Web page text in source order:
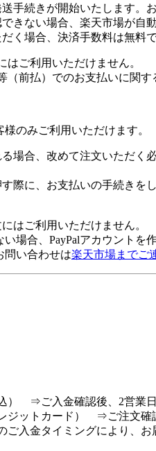
手続きが開始いたします。
きない場合、楽天市場が自
く場合、決済手数料は無料で
ご利用いただけません。
前払）でのお支払いに関す
のみご利用いただけます。
場合、改めて注文いただく
際に、お支払いの手続きを
はご利用いただけません。
場合、PayPalアカウントを
問い合わせは楽天市場までご
） ⇒ご入金確認後、2営業日
ジットカード） ⇒ご注文確
入金タイミングにより、お